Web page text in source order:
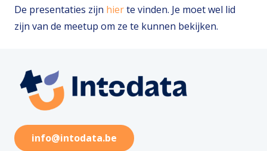
De presentaties zijn hierte vinden. Je moet wel lid
zijn van de meetup om ze te kunnen bekijken.
info@intodata.be